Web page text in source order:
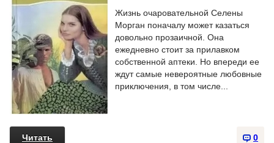
Жизнь очаровательной Селены
Морган поначалу может казаться
довольно прозаичной. Она
ежедневно стоит за прилавком
собственной аптеки. Но впереди ее
ждут самые невероятные любовные
приключения, в том числе...
0
Читать